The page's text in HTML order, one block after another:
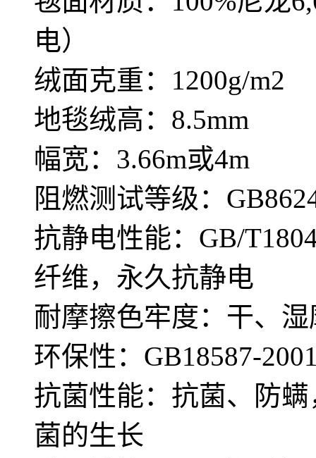
电）
绒面克重：1200g/m2
地毯绒高：8.5mm
幅宽：3.66m或4m
阻燃测试等级：
抗静电性能：GB/
纤维，永久抗静电
耐摩擦色牢度：干、
环保性：GB18587-
抗菌性能：抗菌、防
菌的生长